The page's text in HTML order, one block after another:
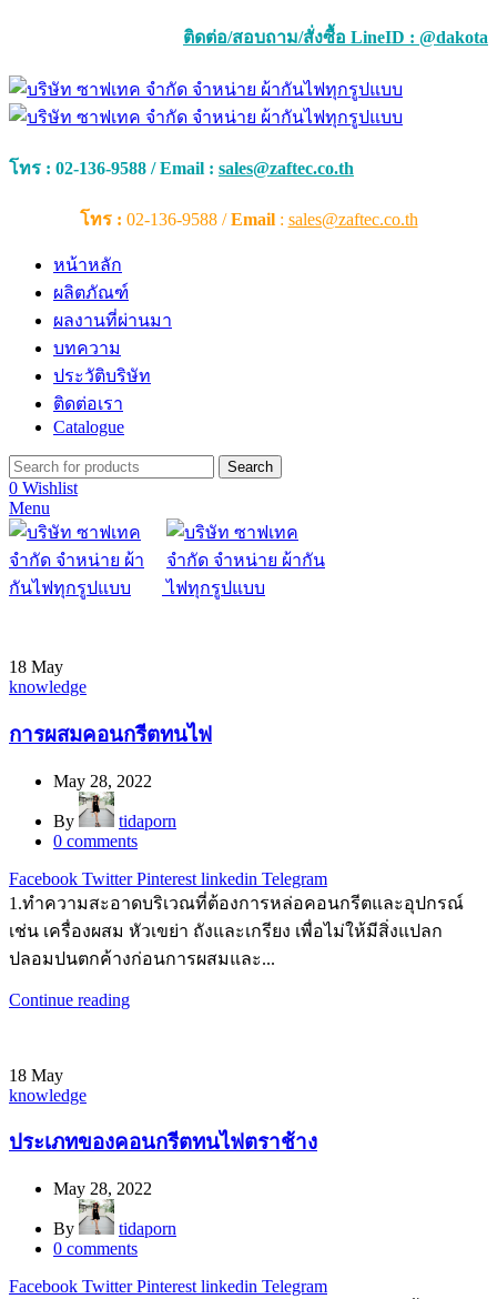
ติดต่อ/สอบถาม/สั่งซื้อ LineID : @dakota
โทร : 02-136-9588 / Email : sales@zaftec.co.th
โทร : 02-136-9588 /Email: sales@zaftec.co.th
หน้าหลัก
ผลิตภัณฑ์
ผลงานที่ผ่านมา
บทความ
ประวัติบริษัท
ติดต่อเรา
Catalogue
Search
0 Wishlist
Menu
18 May
knowledge
การผสมคอนกรีตทนไฟ
May 28, 2022
By
tidaporn
0 comments
Facebook Twitter Pinterest linkedin Telegram
1.ทำความสะอาดบริเวณที่ต้องการหล่อคอนกรีตและอุปกรณ์
เช่น เครื่องผสม หัวเขย่า ถังและเกรียง เพื่อไม่ให้มีสิ่งแปลก
ปลอมปนตกค้างก่อนการผสมและ...
Continue reading
18 May
knowledge
ประเภทของคอนกรีตทนไฟตราช้าง
May 28, 2022
By
tidaporn
0 comments
Facebook Twitter Pinterest linkedin Telegram